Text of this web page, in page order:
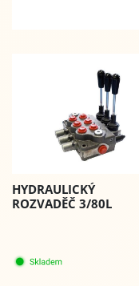
HYDRAULICKÝ
ROZVADĚČ 3/80L